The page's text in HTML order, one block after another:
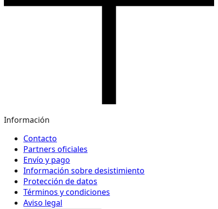
Información
Contacto
Partners oficiales
Envío y pago
Información sobre desistimiento
Protección de datos
Términos y condiciones
Aviso legal